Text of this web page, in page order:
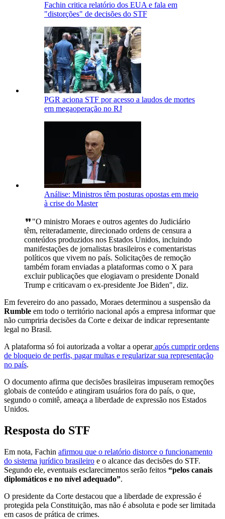
Fachin critica relatório dos EUA e fala em
"distorções" de decisões do STF
PGR aciona STF por acesso a laudos de mortes
em megaoperação no RJ
Análise: Ministros têm posturas opostas em meio
à crise do Master
"O ministro Moraes e outros agentes do Judiciário
têm, reiteradamente, direcionado ordens de censura a
conteúdos produzidos nos Estados Unidos, incluindo
manifestações de jornalistas brasileiros e comentaristas
políticos que vivem no país. Solicitações de remoção
também foram enviadas a plataformas como o X para
excluir publicações que elogiavam o presidente Donald
Trump e criticavam o ex-presidente Joe Biden", diz.
Em fevereiro do ano passado, Moraes determinou a suspensão da
Rumble em todo o território nacional após a empresa informar que
não cumpriria decisões da Corte e deixar de indicar representante
legal no Brasil.
A plataforma só foi autorizada a voltar a operarapós cumprir ordens
de bloqueio de perfis, pagar multas e regularizar sua representação
no país.
O documento afirma que decisões brasileiras impuseram remoções
globais de conteúdo e atingiram usuários fora do país, o que,
segundo o comitê, ameaça a liberdade de expressão nos Estados
Unidos.
Resposta do STF
Em nota, Fachin afirmou que o relatório distorce o funcionamento
do sistema jurídico brasileiro e o alcance das decisões do STF.
Segundo ele, eventuais esclarecimentos serão feitos “pelos canais
diplomáticos e no nível adequado”.
O presidente da Corte destacou que a liberdade de expressão é
protegida pela Constituição, mas não é absoluta e pode ser limitada
em casos de prática de crimes.